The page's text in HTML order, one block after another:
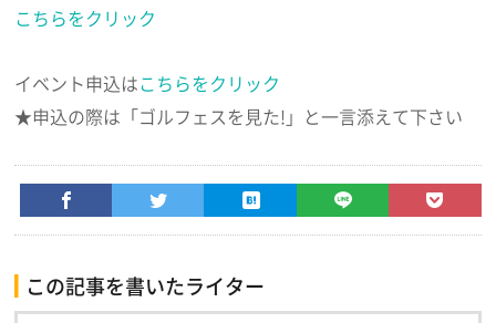
こちらをクリック
イベント申込はこちらをクリック
★申込の際は「ゴルフェスを見た!」と一言添えて下さい
この記事を書いたライター